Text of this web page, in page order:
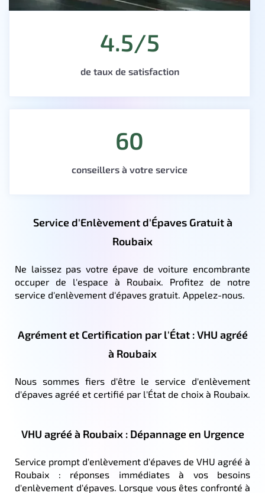
4.5/5
de taux de satisfaction
60
conseillers à votre service
Service d'Enlèvement d'Épaves Gratuit à
Roubaix
Ne laissez pas votre épave de voiture encombrante
occuper de l'espace à Roubaix. Profitez de notre
service d'enlèvement d'épaves gratuit. Appelez-nous.
Agrément et Certification par l'État : VHU agréé
à Roubaix
Nous sommes fiers d'être le service d'enlèvement
d'épaves agréé et certifié par l'État de choix à Roubaix.
VHU agréé à Roubaix : Dépannage en Urgence
Service prompt d'enlèvement d'épaves de VHU agréé à
Roubaix : réponses immédiates à vos besoins
d'enlèvement d'épaves. Lorsque vous êtes confronté à